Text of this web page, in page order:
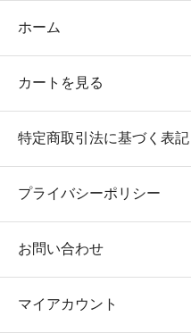
ホーム
カートを見る
特定商取引法に基づく表記
プライバシーポリシー
お問い合わせ
マイアカウント